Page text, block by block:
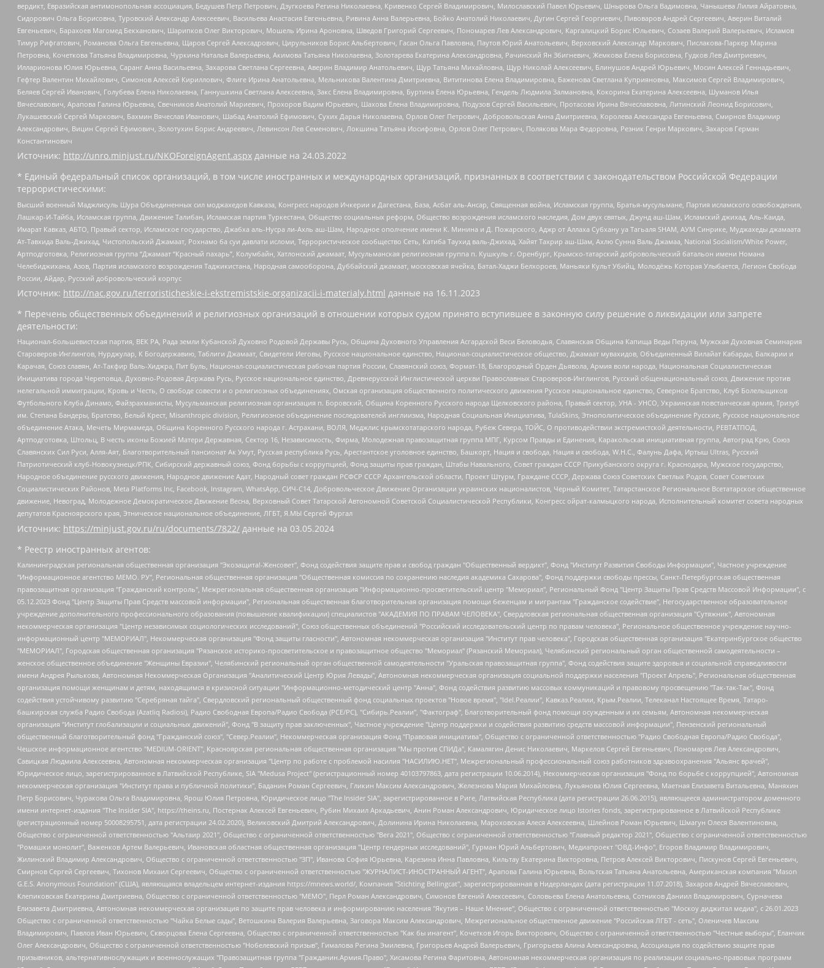
вердикт, Евразийская антимонопольная ассоциация, Бедушев Петр Петрович, Дзугкоева Регина Николаевна, Кривенко Сергей Владимирович, Милославский Павел Юрьевич, Шнырова Ольга Вадимовна, Чанышева Лилия Айратовна,
Сидорович Ольга Борисовна, Туровский Александр Алексеевич, Васильева Анастасия Евгеньевна, Ривина Анна Валерьевна, Бойко Анатолий Николаевич, Дугин Сергей Георгиевич, Пивоваров Андрей Сергеевич, Аверин Виталий
Евгеньевич, Барахоев Магомед Бекханович, Шарипков Олег Викторович, Мошель Ирина Ароновна, Шведов Григорий Сергеевич, Пономарев Лев Александрович, Каргалицкий Борис Юльевич, Созаев Валерий Валерьевич, Исламов
Тимур Рифгатович, Романова Ольга Евгеньевна, Щаров Сергей Алексадрович, Цирульников Борис Альбертович, Гасан Ольга Павловна, Паутов Юрий Анатольевич, Верховский Александр Маркович, Пислакова-Паркер Марина
Петровна, Кочеткова Татьяна Владимировна, Чуркина Наталья Валерьевна, Акимова Татьяна Николаевна, Золотарева Екатерина Александровна, Рачинский Ян Збигневич, Жемкова Елена Борисовна, Гудков Лев Дмитриевич,
Илларионова Юлия Юрьевна, Саранг Анна Васильевна, Захарова Светлана Сергеевна, Аверин Владимир Анатольевич, Щур Татьяна Михайловна, Щур Николай Алексеевич, Блинушов Андрей Юрьевич, Мосин Алексей Геннадьевич,
Гефтер Валентин Михайлович, Симонов Алексей Кириллович, Флиге Ирина Анатольевна, Мельникова Валентина Дмитриевна, Вититинова Елена Владимировна, Баженова Светлана Куприяновна, Максимов Сергей Владимирович,
Беляев Сергей Иванович, Голубева Елена Николаевна, Ганнушкина Светлана Алексеевна, Закс Елена Владимировна, Буртина Елена Юрьевна, Гендель Людмила Залмановна, Кокорина Екатерина Алексеевна, Шуманов Илья
Вячеславович, Арапова Галина Юрьевна, Свечников Анатолий Мариевич, Прохоров Вадим Юрьевич, Шахова Елена Владимировна, Подузов Сергей Васильевич, Протасова Ирина Вячеславовна, Литинский Леонид Борисович,
Лукашевский Сергей Маркович, Бахмин Вячеслав Иванович, Шабад Анатолий Ефимович, Сухих Дарья Николаевна, Орлов Олег Петрович, Добровольская Анна Дмитриевна, Королева Александра Евгеньевна, Смирнов Владимир
Александрович, Вицин Сергей Ефимович, Золотухин Борис Андреевич, Левинсон Лев Семенович, Локшина Татьяна Иосифовна, Орлов Олег Петрович, Полякова Мара Федоровна, Резник Генри Маркович, Захаров Герман
Константинович
Источник: http://unro.minjust.ru/NKOForeignAgent.aspx данные на 24.03.2022
* Единый федеральный список организаций, в том числе иностранных и международных организаций, признанных в соответствии с законодательством Российской Федерации
террористическими:
Высший военный Маджлисуль Шура Объединенных сил моджахедов Кавказа, Конгресс народов Ичкерии и Дагестана, База, Асбат аль-Ансар, Священная война, Исламская группа, Братья-мусульмане, Партия исламского освобождения,
Лашкар-И-Тайба, Исламская группа, Движение Талибан, Исламская партия Туркестана, Общество социальных реформ, Общество возрождения исламского наследия, Дом двух святых, Джунд аш-Шам, Исламский джихад, Аль-Каида,
Имарат Кавказ, АБТО, Правый сектор, Исламское государство, Джабха аль-Нусра ли-Ахль аш-Шам, Народное ополчение имени К. Минина и Д. Пожарского, Аджр от Аллаха Субхану уа Тагьаля SHAM, АУМ Синрике, Муджахеды джамаата
Ат-Тавхида Валь-Джихад, Чистопольский Джамаат, Рохнамо ба суи давлати исломи, Террористическое сообщество Сеть, Катиба Таухид валь-Джихад, Хайят Тахрир аш-Шам, Ахлю Сунна Валь Джамаа, National Socialism/White Power,
Артподготовка, Религиозная группа “Джамаат “Красный пахарь”, Колумбайн, Хатлонский джамаат, Мусульманская религиозная группа п. Кушкуль г. Оренбург, Крымско-татарский добровольческий батальон имени Номана
Челебиджихана, Азов, Партия исламского возрождения Таджикистана, Народная самооборона, Дуббайский джамаат, московская ячейка, Батал-Хаджи Белхороев, Маньяки Культ Убийц, Молодёжь Которая Улыбается, Легион Свобода
России, Айдар, Русский добровольческий корпус
Источник: http://nac.gov.ru/terroristicheskie-i-ekstremistskie-organizacii-i-materialy.html данные на 16.11.2023
* Перечень общественных объединений и религиозных организаций в отношении которых судом принято вступившее в законную силу решение о ликвидации или запрете
деятельности:
Национал-большевистская партия, ВЕК РА, Рада земли Кубанской Духовно Родовой Державы Русь, Община Духовного Управления Асгардской Веси Беловодья, Славянская Община Капища Веды Перуна, Мужская Духовная Семинария
Староверов-Инглингов, Нурджулар, К Богодержавию, Таблиги Джамаат, Свидетели Иеговы, Русское национальное единство, Национал-социалистическое общество, Джамаат мувахидов, Объединенный Вилайат Кабарды, Балкарии и
Карачая, Союз славян, Ат-Такфир Валь-Хиджра, Пит Буль, Национал-социалистическая рабочая партия России, Славянский союз, Формат-18, Благородный Орден Дьявола, Армия воли народа, Национальная Социалистическая
Инициатива города Череповца, Духовно-Родовая Держава Русь, Русское национальное единство, Древнерусской Инглистической церкви Православных Староверов-Инглингов, Русский общенациональный союз, Движение против
нелегальной иммиграции, Кровь и Честь, О свободе совести и о религиозных объединениях, Омская организация общественного политического движения Русское национальное единство, Северное Братство, Клуб Болельщиков
Футбольного Клуба Динамо, Файзрахманисты, Мусульманская религиозная организация п. Боровский, Община Коренного Русского народа Щелковского района, Правый сектор, УНА - УНСО, Украинская повстанческая армия, Тризуб
им. Степана Бандеры, Братство, Белый Крест, Misanthropic division, Религиозное объединение последователей инглиизма, Народная Социальная Инициатива, TulaSkins, Этнополитическое объединение Русские, Русское национальное
объединение Атака, Мечеть Мирмамеда, Община Коренного Русского народа г. Астрахани, ВОЛЯ, Меджлис крымскотатарского народа, Рубеж Севера, ТОЙС, О противодействии экстремистской деятельности, РЕВТАТПОД,
Артподготовка, Штольц, В честь иконы Божией Матери Державная, Сектор 16, Независимость, Фирма, Молодежная правозащитная группа МПГ, Курсом Правды и Единения, Каракольская инициативная группа, Автоград Крю, Союз
Славянских Сил Руси, Алля-Аят, Благотворительный пансионат Ак Умут, Русская республика Русь, Арестантское уголовное единство, Башкорт, Нация и свобода, Нация и свобода, W.H.С., Фалунь Дафа, Иртыш Ultras, Русский
Патриотический клуб-Новокузнецк/РПК, Сибирский державный союз, Фонд борьбы с коррупцией, Фонд защиты прав граждан, Штабы Навального, Совет граждан СССР Прикубанского округа г. Краснодара, Мужское государство,
Народное объединение русского движения, Народное движение Адат, Народный совет граждан РСФСР СССР Архангельской области, Проект Штурм, Граждане СССР, Держава Союз Советских Светлых Родов, Совет Советских
Социалистических Районов, Meta Platforms Inc, Facebook, Instagram, WhatsApp, СИЧ-С14, Добровольческое Движение Организации украинских националистов, Черный Комитет, Татарстанское Региональное Всетатарское общественное
движение, Невоград, Молодежное Демократическое Движение Весна, Верховный Совет Татарской Автономной Советской Социалистической Республики, Конгресс ойрат-калмыцкого народа, Исполнительный комитет совета народных
депутатов Красноярского края, Этническое национальное объединение, ЛГБТ, Я.МЫ Сергей Фургал
Источник: https://minjust.gov.ru/ru/documents/7822/ данные на 03.05.2024
* Реестр иностранных агентов:
Калининградская региональная общественная организация "Экозащита!-Женсовет", Фонд содействия защите прав и свобод граждан "Общественный вердикт", Фонд "Институт Развития Свободы Информации", Частное учреждение "Информационное агентство МЕМО. РУ", Региональная общественная организация "Общественная комиссия по сохранению наследия академика Сахарова", Фонд поддержки свободы прессы, Санкт-Петербургская общественная правозащитная организация "Гражданский контроль", Межрегиональная общественная организация "Информационно-просветительский центр "Мемориал", Региональный Фонд "Центр Защиты Прав Средств Массовой Информации", с 05.12.2023 Фонд "Центр Защиты Прав Средств массовой информации", Региональная общественная благотворительная организация помощи беженцам и мигрантам "Гражданское содействие", Негосударственное образовательное учреждение дополнительного профессионального образования (повышение квалификации) специалистов "АКАДЕМИЯ ПО ПРАВАМ ЧЕЛОВЕКА", Свердловская региональная общественная организация "Сутяжник", Автономная некоммерческая организация "Центр независимых социологических исследований", Союз общественных объединений "Российский исследовательский центр по правам человека", Региональное общественное учреждение научно-информационный центр "МЕМОРИАЛ", Некоммерческая организация "Фонд защиты гласности", Автономная некоммерческая организация "Институт прав человека", Городская общественная организация "Екатеринбургское общество "МЕМОРИАЛ", Городская общественная организация "Рязанское историко-просветительское и правозащитное общество "Мемориал" (Рязанский Мемориал), Челябинский региональный орган общественной самодеятельности – женское общественное объединение "Женщины Евразии", Челябинский региональный орган общественной самодеятельности "Уральская правозащитная группа", Фонд содействия защите здоровья и социальной справедливости имени Андрея Рылькова, Автономная Некоммерческая Организация "Аналитический Центр Юрия Левады", Автономная некоммерческая организация социальной поддержки населения "Проект Апрель", Региональная общественная организация помощи женщинам и детям, находящимся в кризисной ситуации "Информационно-методический центр "Анна", Фонд содействия развитию массовых коммуникаций и правовому просвещению "Так-так-Так", Фонд содействия устойчивому развитию "Серебряная тайга", Свердловский региональный общественный фонд социальных проектов "Новое время", "Idel.Реалии", Кавказ.Реалии, Крым.Реалии, Телеканал Настоящее Время, Татаро-башкирская служба Радио Свобода (Azatliq Radiosi), Радио Свободная Европа/Радио Свобода (PCE/PC), "Сибирь.Реалии", "Фактограф", Благотворительный фонд помощи осужденным и их семьям, Автономная некоммерческая организация "Институт глобализации и социальных движений", Фонд "В защиту прав заключенных", Частное учреждение "Центр поддержки и содействия развитию средств массовой информации", Пензенский региональный общественный благотворительный фонд "Гражданский союз", "Север.Реалии", Некоммерческая организация Фонд "Правовая инициатива", Общество с ограниченной ответственностью "Радио Свободная Европа/Радио Свобода", Чешское информационное агентство "MEDIUM-ORIENT", Красноярская региональная общественная организация "Мы против СПИДа", Камалягин Денис Николаевич, Маркелов Сергей Евгеньевич, Пономарев Лев Александрович, Савицкая Людмила Алексеевна, Автономная некоммерческая организация "Центр по работе с проблемой насилия "НАСИЛИЮ.НЕТ", Межрегиональный профессиональный союз работников здравоохранения "Альянс врачей", Юридическое лицо, зарегистрированное в Латвийской Республике, SIA "Medusa Project" (регистрационный номер 40103797863, дата регистрации 10.06.2014), Некоммерческая организация "Фонд по борьбе с коррупцией", Автономная некоммерческая организация "Институт права и публичной политики", Баданин Роман Сергеевич, Гликин Максим Александрович, Железнова Мария Михайловна, Лукьянова Юлия Сергеевна, Маетная Елизавета Витальевна, Маняхин Петр Борисович, Чуракова Ольга Владимировна, Ярош Юлия Петровна, Юридическое лицо "The Insider SIA", зарегистрированное в Риге, Латвийская Республика (дата регистрации 26.06.2015), являющееся администратором доменного имени интернет-издания "The Insider SIA", https://theins.ru, Постернак Алексей Евгеньевич, Рубин Михаил Аркадьевич, Анин Роман Александрович, Юридическое лицо Istories fonds, зарегистрированное в Латвийской Республике (регистрационный номер 50008295751, дата регистрации 24.02.2020), Великовский Дмитрий Александрович, Долинина Ирина Николаевна, Мароховская Алеся Алексеевна, Шлейнов Роман Юрьевич, Шмагун Олеся Валентиновна, Общество с ограниченной ответственностью "Альтаир 2021", Общество с ограниченной ответственностью "Вега 2021", Общество с ограниченной ответственностью "Главный редактор 2021", Общество с ограниченной ответственностью "Ромашки монолит", Важенков Артем Валерьевич, Ивановская областная общественная организация "Центр гендерных исследований", Гурман Юрий Альбертович, Медиапроект "ОВД-Инфо", Егоров Владимир Владимирович, Жилинский Владимир Александрович, Общество с ограниченной ответственностью "ЗП", Иванова София Юрьевна, Карезина Инна Павловна, Кильтау Екатерина Викторовна, Петров Алексей Викторович, Пискунов Сергей Евгеньевич, Смирнов Сергей Сергеевич, Тихонов Михаил Сергеевич, Общество с ограниченной ответственностью "ЖУРНАЛИСТ-ИНОСТРАННЫЙ АГЕНТ", Арапова Галина Юрьевна, Вольтская Татьяна Анатольевна, Американская компания "Mason G.E.S. Anonymous Foundation" (США), являющаяся владельцем интернет-издания https://mnews.world/, Компания "Stichting Bellingcat", зарегистрированная в Нидерландах (дата регистрации 11.07.2018), Захаров Андрей Вячеславович, Клепиковская Екатерина Дмитриевна, Общество с ограниченной ответственностью "МЕМО", Перл Роман Александрович, Симонов Евгений Алексеевич, Соловьева Елена Анатольевна, Сотников Даниил Владимирович, Сурначева Елизавета Дмитриевна, Автономная некоммерческая организация по защите прав человека и информированию населения "Якутия – Наше Мнение", Общество с ограниченной ответственностью "Москоу диджитал медиа", с 26.01.2023 Общество с ограниченной ответственностью "Чайка Белые сады", Ветошкина Валерия Валерьевна, Заговора Максим Александрович, Межрегиональное общественное движение "Российская ЛГБТ - сеть", Оленичев Максим Владимирович, Павлов Иван Юрьевич, Скворцова Елена Сергеевна, Общество с ограниченной ответственностью "Как бы инагент", Кочетков Игорь Викторович, Общество с ограниченной ответственностью "Честные выборы", Еланчик Олег Александрович, Общество с ограниченной ответственностью "Нобелевский призыв", Гималова Регина Эмилевна, Григорьев Андрей Валерьевич, Григорьева Алина Александровна, Ассоциация по содействию защите прав призывников, альтернативнослужащих и военнослужащих "Правозащитная группа "Гражданин.Армия.Право", Хисамова Регина Фаритовна, Автономная некоммерческая организация по реализации социально-правовых программ "Лилит", Дальневосточное общественное движение "Маяк", Санкт-Петербургская ЛГБТ-инициативная группа "Выход", Инициативная группа ЛГБТ+ "Реверс", Алексеев Андрей Викторович, Бекбулатова Таисия Львовна, Беляев Иван Михайлович, Владыкина Елена Сергеевна, Гельман Марат Александрович, Никульшина Вероника Юрьевна, Толоконникова Надежда Андреевна, Шендерович Виктор Анатольевич, Общество с ограниченной ответственностью "Данное сообщение", Общество с ограниченной ответственностью Издательский дом "Новая глава", Айнбиндер Александра Александровна, Московский комьюнити-центр для ЛГБТ+инициатив, Благотворительный фонд развития филантропии, Deutsche Welle (Германия, Kurt-Schumacher-Strasse 3, 53113 Bonn), Борзунова Мария Михайловна, Воробьев Виктор Викторович, Голубева Анна Львовна, Константинова Алла Михайловна, Малкова Ирина Владимировна, Мурадов Мурад Абдулгалимович, Осетинская Елизавета Николаевна, Понасенков Евгений Николаевич, Ганапольский Матвей Юрьевич, Киселев Евгений Алексеевич, Борухович Ирина Григорьевна, Дремин Иван Тимофеевич, Дубровский Дмитрий Викторович, Красноярская региональная общественная организация поддержки и развития альтернативных образовательных технологий и межкультурных коммуникаций "ИНТЕРРА", Маяковская Екатерина Алексеевна, Фейгин Марк Захарович, Филимонов Андрей Викторович, Дзугкоева Регина Николаевна, Доброхотов Роман Александрович, Дудь Юрий Александрович, Елкин Сергей Владимирович, Кругликов Кирилл Игоревич, Сабунаева Мария Леонидовна, Семенов Алексей Владимирович, Шаинян Карен Багратович, Шульман Екатерина Михайловна, Асафьев Артур Валерьевич, Вахштайн Виктор Семенович, Венедиктов Алексей Алексеевич, Лушникова Екатерина Евгеньевна, Волков Леонид Михайлович, Невзоров Александр Глебович, Пархоменко Сергей Борисович, Сироткин Ярослав Николаевич, Кара-Мурза Владимир Владимирович, Баранова Наталья Владимировна, Гозман Леонид Яковлевич, Кагарлицкий Борис Юльевич, Климарев Михаил Валерьевич, Милов Владимир Станиславович, Автономная некоммерческая организация Краснодарский центр современного искусства "Типография", Моргенштерн Алишер Тагирович, Соболь Любовь Эдуардовна, Общество с ограниченной ответственностью "ЛИЗА НОРМ", Каспаров Гарри Кимович, Ходорковский Михаил Борисович, Общество с ограниченной ответственностью "Апрельские тезисы", Данилович Ирина Брониславовна, Кашин Олег Владимирович, Петров Николай Владимирович, Пивоваров Алексей Владимирович, Соколов Михаил Владимирович, Цветкова Юлия Владимировна, Чичваркин Евгений Александрович, Комитет против пыток/Команда против пыток, Общество с ограниченной ответственностью "Первый научный", Общество с ограниченной ответственностью "Вертолет и ко", Белоцерковская Вероника Борисовна, Кац Максим Евгеньевич, Лазарева Татьяна Юрьевна, Шаведдинов Руслан Табризович, Яшин Илья Валерьевич, Общество с ограниченной ответственностью "Иноагент ААВ", Алешковский Дмитрий Петрович, Альбац Евгения Марковна, Быков Дмитрий Львович, Галямина Юлия Евгеньевна, Лойко Сергей Леонидович, Мартынов Кирилл Константинович, Медведев Сергей Александрович, Крашенинников Федор Геннадиевич, Гордеева Катерина Вл